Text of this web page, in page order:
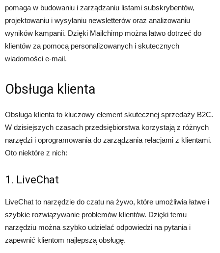
pomaga w budowaniu i zarządzaniu listami subskrybentów,
projektowaniu i wysyłaniu newsletterów oraz analizowaniu
wyników kampanii. Dzięki Mailchimp można łatwo dotrzeć do
klientów za pomocą personalizowanych i skutecznych
wiadomości e-mail.
Obsługa klienta
Obsługa klienta to kluczowy element skutecznej sprzedaży B2C.
W dzisiejszych czasach przedsiębiorstwa korzystają z różnych
narzędzi i oprogramowania do zarządzania relacjami z klientami.
Oto niektóre z nich:
1. LiveChat
LiveChat to narzędzie do czatu na żywo, które umożliwia łatwe i
szybkie rozwiązywanie problemów klientów. Dzięki temu
narzędziu można szybko udzielać odpowiedzi na pytania i
zapewnić klientom najlepszą obsługę.